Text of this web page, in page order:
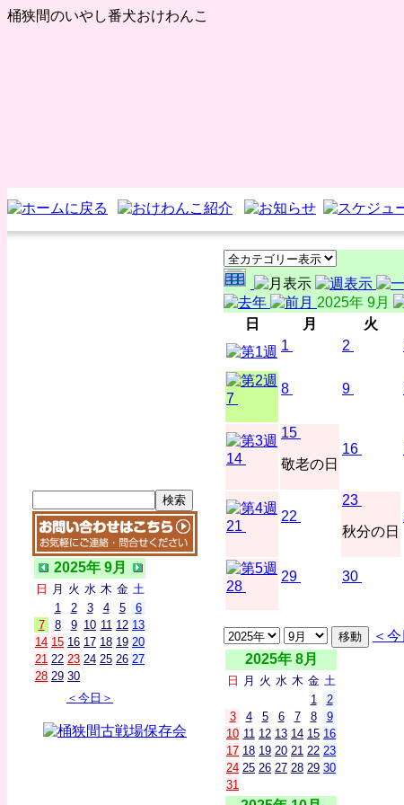
桶狭間のいやし番犬おけわんこ
2025年 9月
日 月 火 水 木 金 土
1
2 3 4 5
6
7
8 9 10 11 12 13
14 15 16 17 18 19 20
21 22 23 24 25 26 27
28 29 30
＜今日＞
2025年 9月
日
月 火
1
2
7
8 9
14
15
敬老の日
16
21
22
23
秋分の日
28
29 30
＜
2025年 8月
日 月 火 水 木 金 土
1
2
3
4 5 6 7 8
9
10 11 12 13 14 15 16
17 18 19 20 21 22 23
24 25 26 27 28 29 30
31